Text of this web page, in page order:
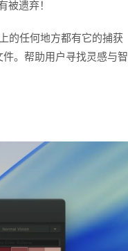
被遗弃！
的任何地方都有它的捕获
件。帮助用户寻找灵感与智